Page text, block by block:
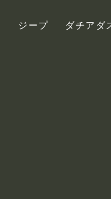
ジープ ダチアダ